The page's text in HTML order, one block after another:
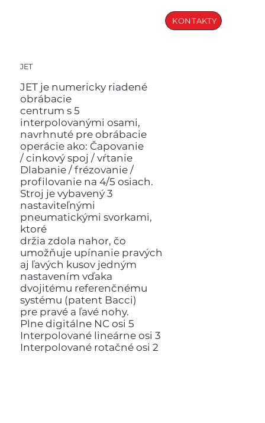
KONTAKTY
JET
JET je numericky riadené
obrábacie
centrum s 5
interpolovanými osami,
navrhnuté pre obrábacie
operácie ako: Čapovanie
/ cinkový spoj / vŕtanie
Dlabanie / frézovanie /
profilovanie na 4/5 osiach.
Stroj je vybavený 3
nastaviteľnými
pneumatickými svorkami,
ktoré
držia zdola nahor, čo
umožňuje upínanie pravých
aj ľavých kusov jedným
nastavením vďaka
dvojitému referenčnému
systému (patent Bacci)
pre pravé a ľavé nohy.
Plne digitálne NC osi 5
Interpolované lineárne osi 3
Interpolované rotačné osi 2